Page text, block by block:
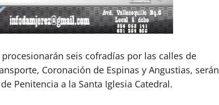
seis cofradías por las calles de
Coronación de Espinas y Angustias, serán
Penitencia a la Santa Iglesia Catedral.